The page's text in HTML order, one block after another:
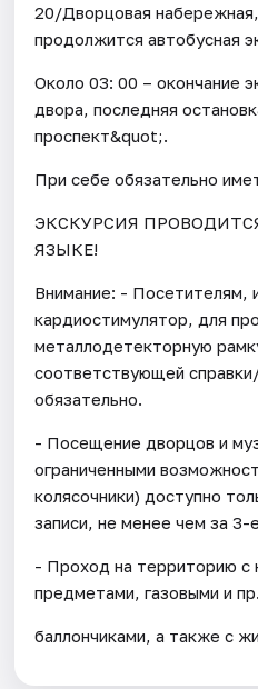
20/Дворцовая
продолжится автобусная
Около 03: 00 – окончание
двора, последняя
проспект&quot;.
При себе обязательно
ЭКСКУРСИЯ
ЯЗЫКЕ!
Внимание: - Посетителям,
кардиостимулятор, для
металлодетекторную
соответствующей
обязательно.
- Посещение дворцов и
ограниченными
колясочники) доступно
записи, не менее чем за 3-
- Проход на территорию
предметами, газовыми и пр.
баллончиками, а также с